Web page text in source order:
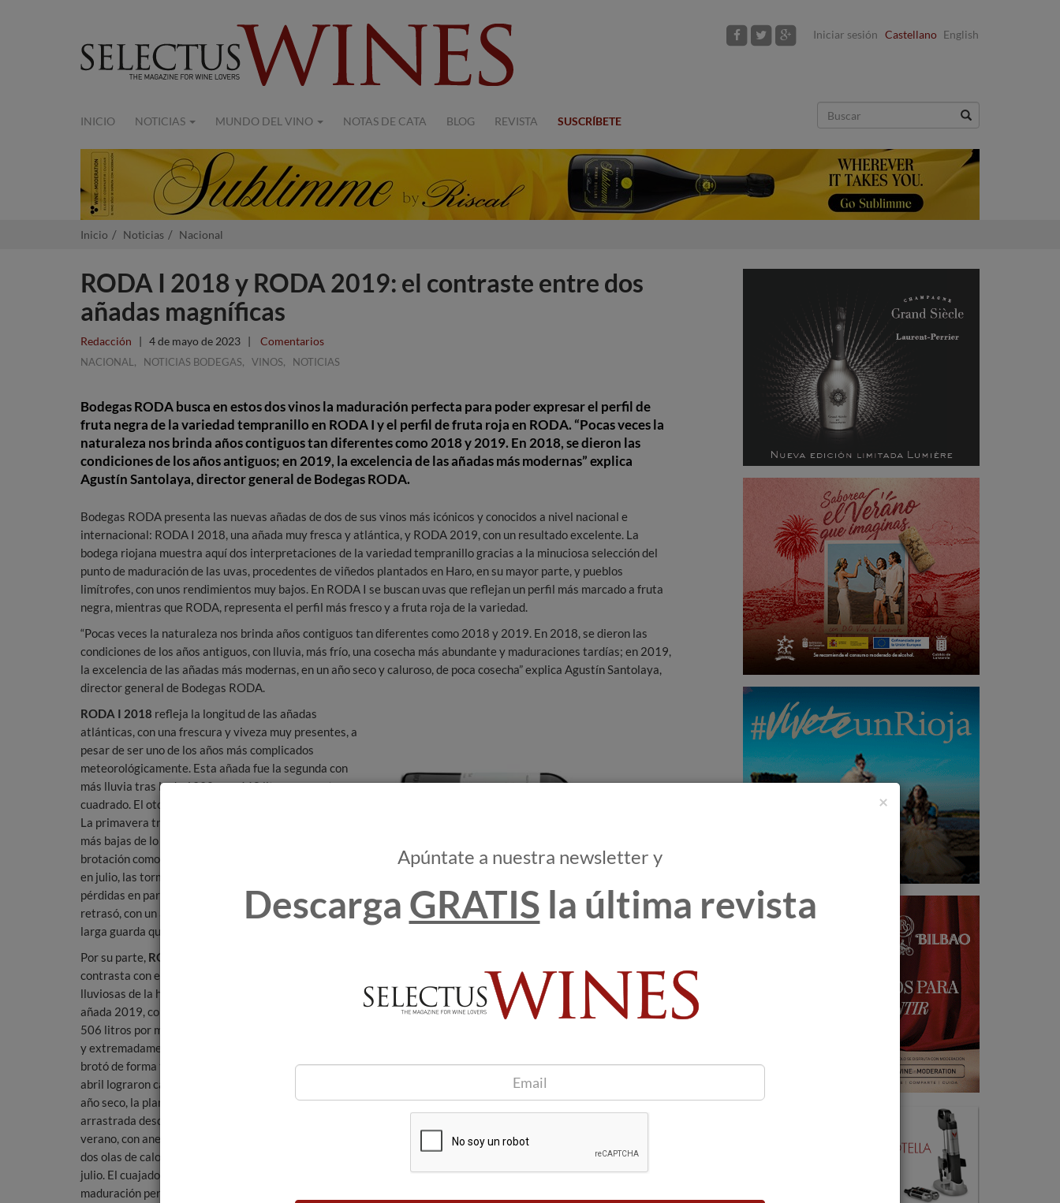
Iniciar sesión Castellano English
INICIO NOTICIAS MUNDO DEL VINO NOTAS DE CATA BLOG REVISTA SUSCRÍBETE
Inicio Noticias Nacional
RODA I 2018 y RODA 2019: el contraste entre dos
añadas magníficas
Redacción | 4 de mayo de 2023 | Comentarios
NACIONAL , NOTICIAS BODEGAS, VINOS, NOTICIAS
Bodegas RODA busca en estos dos vinos la maduración perfecta para poder expresar el perfil de
fruta negra de la variedad tempranillo en RODA I y el perfil de fruta roja en RODA. “Pocas veces la
naturaleza nos brinda años contiguos tan diferentes como 2018 y 2019. En 2018, se dieron las
condiciones de los años antiguos; en 2019, la excelencia de las añadas más modernas” explica
Agustín Santolaya, director general de Bodegas RODA.
Bodegas RODA presenta las nuevas añadas de dos de sus vinos más icónicos y conocidos a nivel nacional e
internacional: RODA I 2018, una añada muy fresca y atlántica, y RODA 2019, con un resultado excelente. La
bodega riojana muestra aquí dos interpretaciones de la variedad tempranillo gracias a la minuciosa selección del
punto de maduración de las uvas, procedentes de viñedos plantados en Haro, en su mayor parte, y pueblos
limítrofes, con unos rendimientos muy bajos. En RODA I se buscan uvas que reflejan un perfil más marcado a fruta
negra, mientras que RODA, representa el perfil más fresco y a fruta roja de la variedad.
“Pocas veces la naturaleza nos brinda años contiguos tan diferentes como 2018 y 2019. En 2018, se dieron las
condiciones de los años antiguos, con lluvia, más frío, una cosecha más abundante y maduraciones tardías; en 2019,
la excelencia de las añadas más modernas, en un año seco y caluroso, de poca cosecha” explica Agustín Santolaya,
director general de Bodegas RODA.
RODA I 2018 refleja la longitud de las añadas
atlánticas, con una frescura y viveza muy presentes, a
pesar de ser uno de los años más complicados
meteorológicamente. Esta añada fue la segunda con
más lluvia tras la de 1992, con 668 litros por metro
cuadrado. El otoño fue muy seco y el invierno muy frío.
La primavera trajo muchas lluvias y unas temperaturas
más bajas de lo habitual que retrasaron tanto la
brotación como la floración. Ya en verano, sobre todo
en julio, las tormentas y las granizadas provocaron
pérdidas en parte de la producción, y el envero se
retrasó, con un agosto seco, al que se sumaron algunas puntas de calor, aunque con noches frescas. “Será un vino de
larga guarda que irá matizando en botella todos los detalles que es capaz de expresar”, comenta Santolaya.
Por su parte, RODA 2019
contrasta con el anterior. Tras una de las añadas más
lluviosas de la historia de la bodega, la sequía marcó la
añada 2019, con precipitaciones que se situaron en
506 litros por metro cuadrado. El invierno fue muy frío
y extremadamente seco. A finales de marzo, la viña
brotó de forma tímida, aunque las escasas lluvias de
abril lograron cambiar la situación. A pesar de ser un
año seco, la planta se mostraba plena. A la sequía
arrastrada desde la primavera y que continuó en
verano, con anecdóticas precipitaciones, se sumaron
dos olas de calor: una en junio, con puntas por encima de los 40ºC, que mermó la cosecha en la floración, y otra en
julio. El cuajado fue irregular y la cosecha se vio muy reducida, pero la viña consiguió ofrecer al final del ciclo una
maduración perfecta en las uvas y con una excelente calidad. Así, esta añada se presenta mucho más compleja y
×
Apúntate a nuestra newsletter y
Descarga GRATIS la última revista